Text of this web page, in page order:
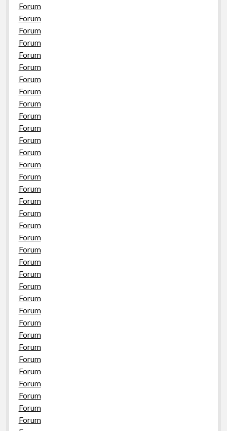
Forum
Forum
Forum
Forum
Forum
Forum
Forum
Forum
Forum
Forum
Forum
Forum
Forum
Forum
Forum
Forum
Forum
Forum
Forum
Forum
Forum
Forum
Forum
Forum
Forum
Forum
Forum
Forum
Forum
Forum
Forum
Forum
Forum
Forum
Forum